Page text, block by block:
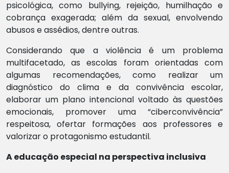
psicológica, como bullying, rejeição, humilhação e
cobrança exagerada; além da sexual, envolvendo
abusos e assédios, dentre outras.
Considerando que a violência é um problema
multifacetado, as escolas foram orientadas com
algumas recomendações, como realizar um
diagnóstico do clima e da convivência escolar,
elaborar um plano intencional voltado às questões
emocionais, promover uma “ciberconvivência”
respeitosa, ofertar formações aos professores e
valorizar o protagonismo estudantil.
A educação especial na perspectiva inclusiva